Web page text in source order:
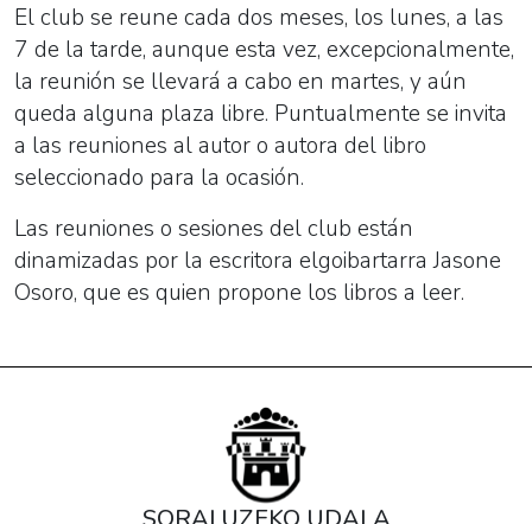
El club se reune cada dos meses, los lunes, a las
7 de la tarde, aunque esta vez, excepcionalmente,
la reunión se llevará a cabo en martes, y aún
queda alguna plaza libre. Puntualmente se invita
a las reuniones al autor o autora del libro
seleccionado para la ocasión.
Las reuniones o sesiones del club están
dinamizadas por la escritora elgoibartarra Jasone
Osoro, que es quien propone los libros a leer.